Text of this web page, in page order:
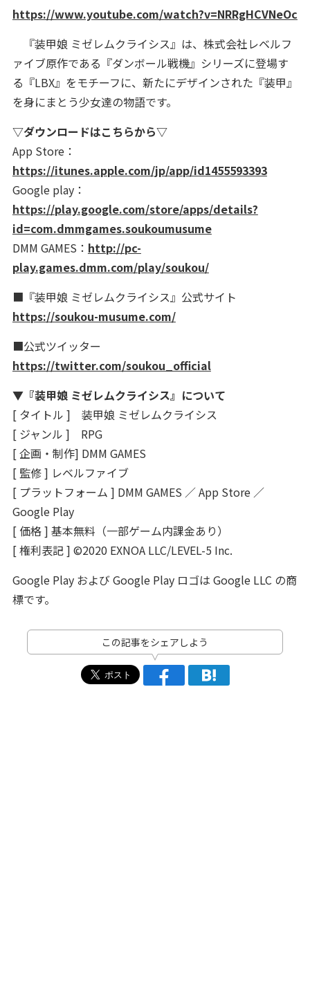
https://www.youtube.com/watch?v=NRRgHCVNeOc
『装甲娘 ミゼレムクライシス』は、株式会社レベルフ
ァイブ原作である『ダンボール戦機』シリーズに登場す
る『LBX』をモチーフに、新たにデザインされた『装甲』
を身にまとう少女達の物語です。
▽ダウンロードはこちらから▽
App Store：
https://itunes.apple.com/jp/app/id1455593393
Google play：
https://play.google.com/store/apps/details?
id=com.dmmgames.soukoumusume
DMM GAMES： http://pc-
play.games.dmm.com/play/soukou/
■『装甲娘 ミゼレムクライシス』公式サイト
https://soukou-musume.com/
■公式ツイッター
https://twitter.com/soukou_official
▼『装甲娘 ミゼレムクライシス』について
[ タイトル ] 装甲娘 ミゼレムクライシス
[ ジャンル ] RPG
[ 企画・制作] DMM GAMES
[ 監修 ] レベルファイブ
[ プラットフォーム ] DMM GAMES ／ App Store ／
Google Play
[ 価格 ] 基本無料（一部ゲーム内課金あり）
[ 権利表記 ] ©2020 EXNOA LLC/LEVEL-5 Inc.
Google Play および Google Play ロゴは Google LLC の商
標です。
この記事をシェアしよう